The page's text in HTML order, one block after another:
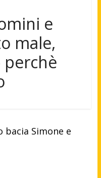
e
male,
perchè
bacia Simone e